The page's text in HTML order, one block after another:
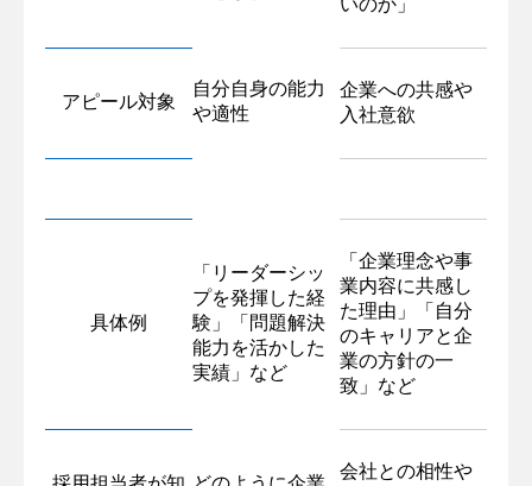
いのか」
アピール対象
自分自身の能力
や適性
企業への共感や
入社意欲
具体例
「リーダーシッ
プを発揮した経
験」「問題解決
能力を活かした
実績」など
「企業理念や事
業内容に共感し
た理由」「自分
のキャリアと企
業の方針の一
致」など
会社との相性や